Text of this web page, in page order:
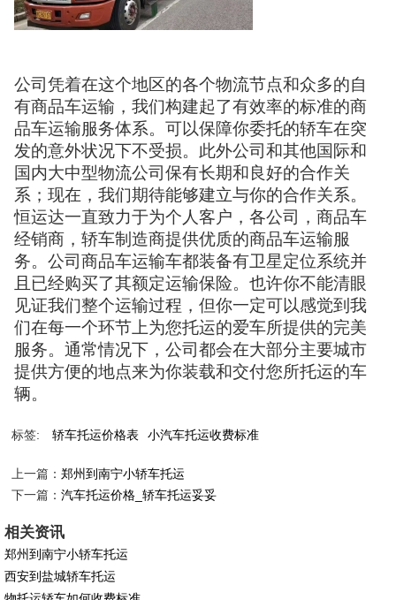
公司凭着在这个地区的各个物流节点和众多的自
有商品车运输，我们构建起了有效率的标准的商
品车运输服务体系。可以保障你委托的轿车在突
发的意外状况下不受损。此外公司和其他国际和
国内大中型物流公司保有长期和良好的合作关
系；现在，我们期待能够建立与你的合作关系。
恒运达一直致力于为个人客户，各公司，商品车
经销商，轿车制造商提供优质的商品车运输服
务。公司商品车运输车都装备有卫星定位系统并
且已经购买了其额定运输保险。也许你不能清眼
见证我们整个运输过程，但你一定可以感觉到我
们在每一个环节上为您托运的爱车所提供的完美
服务。通常情况下，公司都会在大部分主要城市
提供方便的地点来为你装载和交付您所托运的车
辆。
标签: 轿车托运价格表 小汽车托运收费标准
上一篇：郑州到南宁小轿车托运
下一篇：汽车托运价格_轿车托运妥妥
相关资讯
郑州到南宁小轿车托运
西安到盐城轿车托运